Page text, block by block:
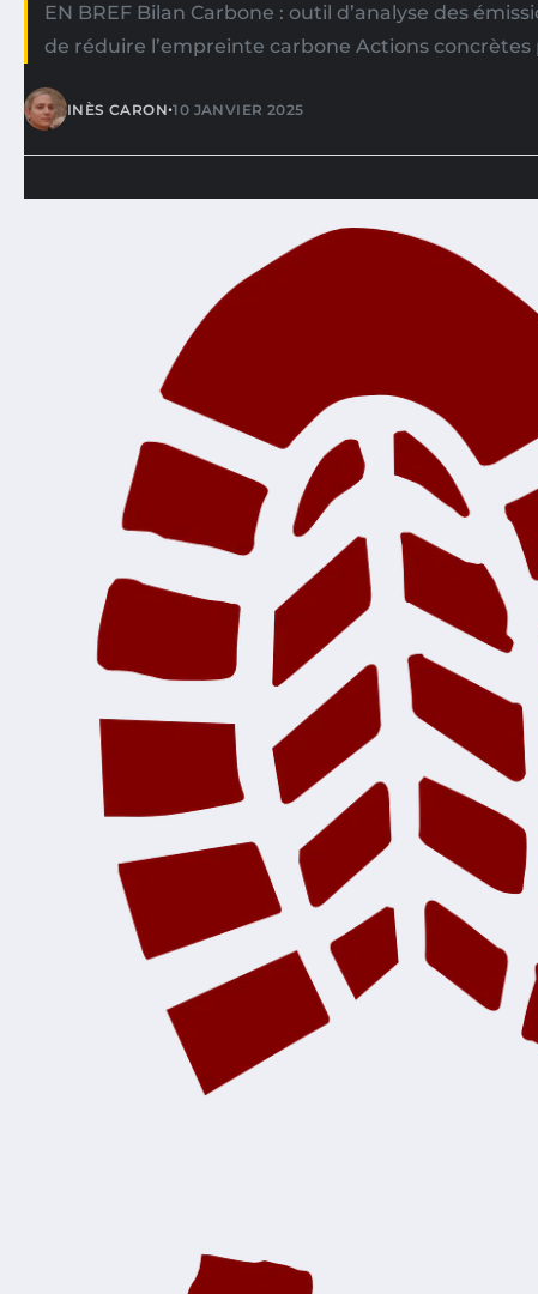
EN BREF Bilan Carbone : outil d’analyse des
de réduire l’empreinte carbone Actions
INÈS CARON•10 JANVIER 2025